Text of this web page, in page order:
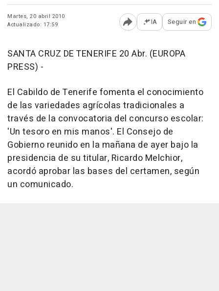
Martes, 20 abril 2010
Actualizado: 17:59
Abrir opciones para
IA Seguir en
SANTA CRUZ DE TENERIFE 20 Abr. (EUROPA
PRESS) -
El Cabildo de Tenerife fomenta el conocimiento
de las variedades agrícolas tradicionales a
través de la convocatoria del concurso escolar:
'Un tesoro en mis manos'. El Consejo de
Gobierno reunido en la mañana de ayer bajo la
presidencia de su titular, Ricardo Melchior,
acordó aprobar las bases del certamen, según
un comunicado.